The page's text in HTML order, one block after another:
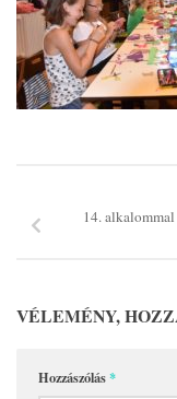
14.
VÉLEMÉNY,
Hozzászólás*